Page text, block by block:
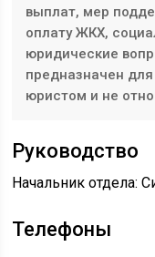
выплат, мер
оплату ЖКХ,
юридические
предназначен
юристом и не
Руководство
Начальник отдела:
Телефоны